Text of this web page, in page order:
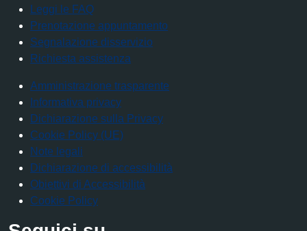
Leggi le FAQ
Prenotazione appuntamento
Segnalazione disservizio
Richiesta assistenza
Amministrazione trasparente
Informativa privacy
Dichiarazione sulla Privacy
Cookie Policy (UE)
Note legali
Dichiarazione di accessibilità
Obiettivi di Accessibilità
Cookie Policy